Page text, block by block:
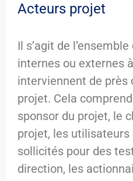
Acteurs projet
Il s’agit de
internes ou externes
interviennent de près
projet. Cela
sponsor du projet, le
projet, les
sollicités pour des
direction, les